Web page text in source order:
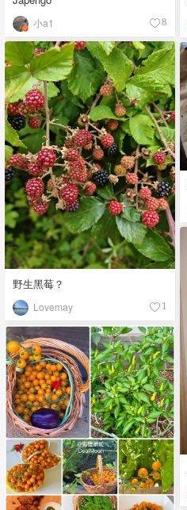
小a1 8
野生黑莓？
Lovemay 1